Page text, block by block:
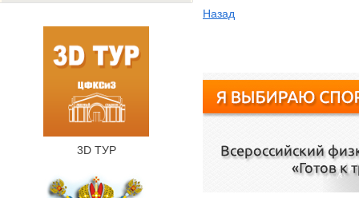
3D ТУР
Назад